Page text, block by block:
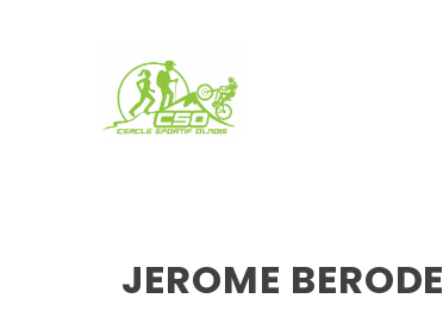
JEROME BERODE